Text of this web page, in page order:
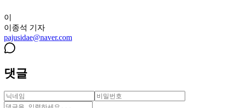
이
이종석 기자
pajusidae@naver.com
댓글